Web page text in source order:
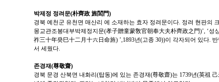
박제정 정려문(朴齊政 旌閭門)
경북 예천군 유천면 매산리 에 소재하는 효자 정려문이다. 정려 현판의
몽교관조봉대부박제정지문(孝子贈童蒙敎官朝奉大夫朴齊政之門)’, ‘
祚三十年癸巳十二月十六日命旌) ’,1893년(고종 30))이 각자되어 있다.
서 세웠다.
존경재(尊敬齋)
경북 문경 산북면 내화리(탑동)에 있는 존경재(尊敬齋)는 1739년(英祖